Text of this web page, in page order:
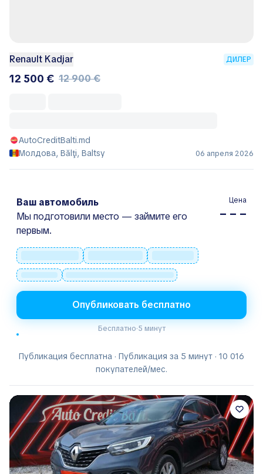
Renault Kadjar ДИЛЕР
12 500 € 12 900 €
AutoCreditBalti.md
Молдова, Bălţi, Baltsy
06 апреля 2026
Ваш автомобиль
Мы подготовили место — займите его
первым.
Цена
– – –
Опубликовать бесплатно
Бесплатно·5 минут
Публикация бесплатна · Публикация за 5 минут · 10 016
покупателей/мес.